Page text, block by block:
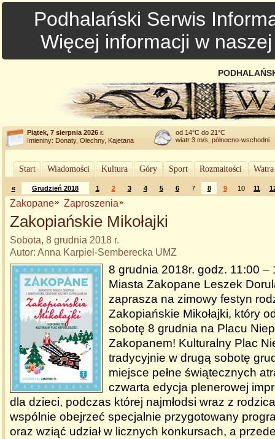
Podhalański Serwis
Więcej informacji w
Piątek, 7 sierpnia 2026 r.
Imieniny: Donaty, Olechny, Kajetana
od 14°C do 21°C
wiatr 3 m/s, północno-wschodni
Start Wiadomości Kultura Góry Sport Rozmaitości
« Grudzień 2018 1 2 3 4 5 6 7 8 9 10 11
Zakopane Zaproszenia
Zakopiańskie Mikołajki
Sobota, 8 grudnia 2018 r.
Autor: Anna Karpiel-Semberecka UMZ
8 grudnia 2018r. godz. 11:00 –
Miasta Zakopane Leszek
zaprasza na zimowy festyn
Zakopiańskie Mikołajki, który
sobotę 8 grudnia na Placu
Zakopanem! Kulturalny Plac
tradycyjnie w drugą sobotę
miejsce pełne świątecznych
czwarta edycja plenerowej
dla dzieci, podczas której najmłodsi wraz z
wspólnie obejrzeć specjalnie przygotowany
oraz wziąć udział w licznych konkursach, a